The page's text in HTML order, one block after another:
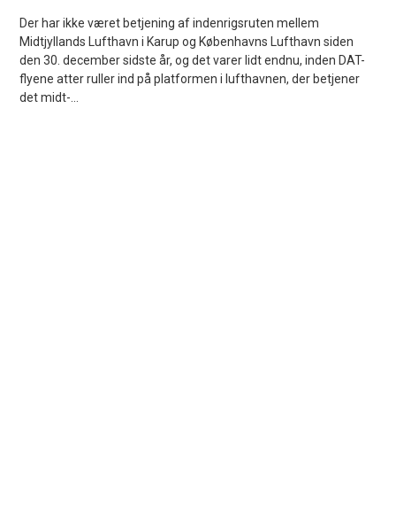
Der har ikke været betjening af indenrigsruten mellem
Midtjyllands Lufthavn i Karup og Københavns Lufthavn siden
den 30. december sidste år, og det varer lidt endnu, inden DAT-
flyene atter ruller ind på platformen i lufthavnen, der betjener
det midt-...